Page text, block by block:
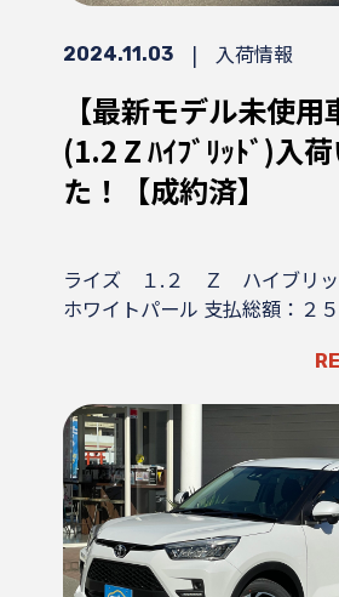
2024.11.03 | 入荷情報
【最新モデル未使
(1.2 Z ﾊｲﾌﾞﾘｯﾄﾞ)入
た！【成約済】
ライズ １.２ Ｚ ハイブリッ
ホワイトパール 支払総額：２